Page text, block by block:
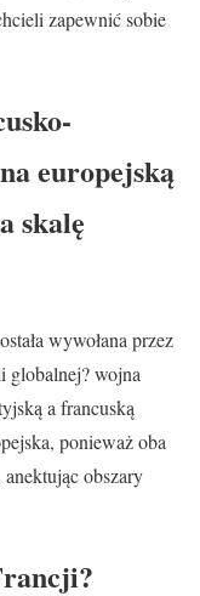
zapewnić sobie
europejską
skalę
wywołana przez
globalnej? wojna
a francuską
ponieważ oba
obszary